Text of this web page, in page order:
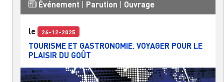
Événement | Parution | Ouvrage
le 26-12-2025
TOURISME ET GASTRONOMIE. VOYAGER POUR LE
PLAISIR DU GOÛT